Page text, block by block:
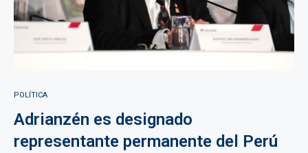
POLÍTICA
Adrianzén es designado
representante permanente del Perú